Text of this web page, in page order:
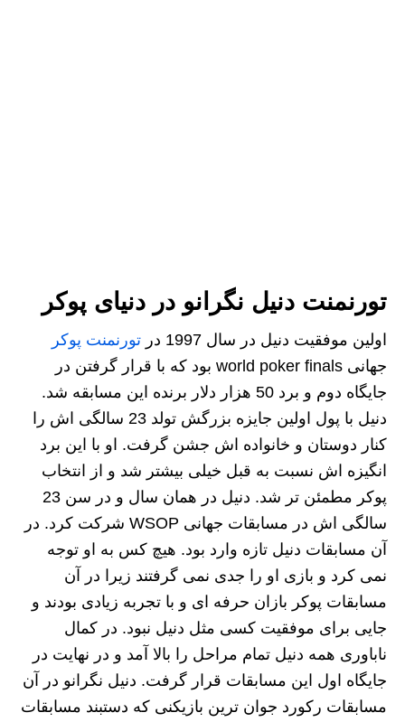
تورنمنت دنیل نگرانو در دنیای پوکر
اولین موفقیت دنیل در سال 1997 در
تورنمنت پوکر
جهانی world poker finals بود که با قرار گرفتن در
جایگاه دوم و برد 50 هزار دلار برنده این مسابقه شد.
دنیل با پول اولین جایزه بزرگش تولد 23 سالگی اش را
کنار دوستان و خانواده اش جشن گرفت. او با این برد
انگیزه اش نسبت به قبل خیلی بیشتر شد و از انتخاب
پوکر مطمئن تر شد. دنیل در همان سال و در سن 23
سالگی اش در مسابقات جهانی WSOP شرکت کرد. در
آن مسابقات دنیل تازه وارد بود. هیچ کس به او توجه
نمی کرد و بازی او را جدی نمی گرفتند زیرا در آن
مسابقات پوکر بازان حرفه ای و با تجربه زیادی بودند و
جایی برای موفقیت کسی مثل دنیل نبود. در کمال
ناباوری همه دنیل تمام مراحل را بالا آمد و در نهایت در
جایگاه اول این مسابقات قرار گرفت. دنیل نگرانو در آن
مسابقات رکورد جوان ترین بازیکنی که دستبند مسابقات